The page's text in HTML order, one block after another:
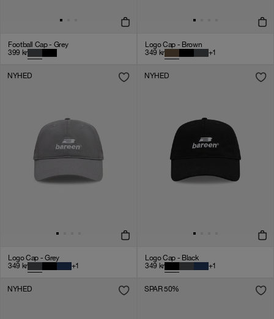
Football Cap - Grey
399 kr
Logo Cap - Brown
349 kr +1
NYHED
Logo Cap - Grey
349 kr +1
NYHED
Logo Cap - Black
349 kr +1
NYHED SPAR 50%